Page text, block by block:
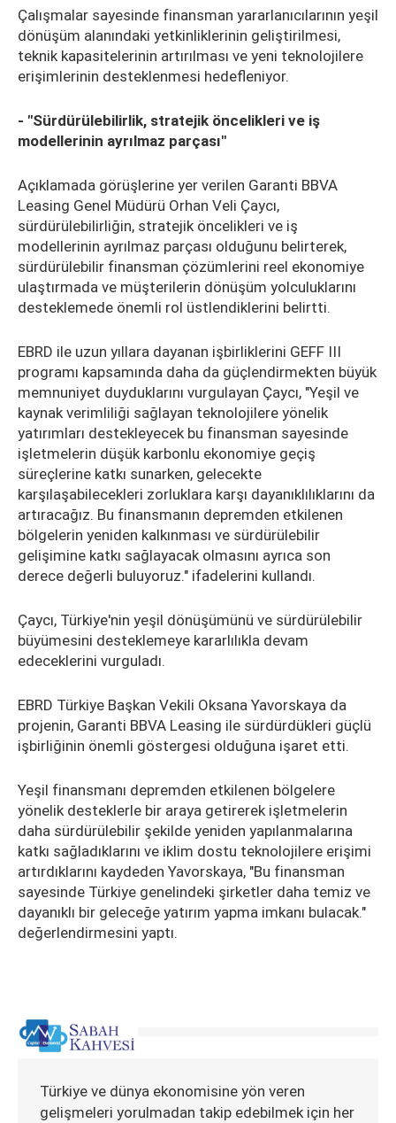
Çalışmalar sayesinde finansman yararlanıcılarının yeşil
dönüşüm alanındaki yetkinliklerinin geliştirilmesi,
teknik kapasitelerinin artırılması ve yeni teknolojilere
erişimlerinin desteklenmesi hedefleniyor.
- "Sürdürülebilirlik, stratejik öncelikleri ve iş
modellerinin ayrılmaz parçası"
Açıklamada görüşlerine yer verilen Garanti BBVA
Leasing Genel Müdürü Orhan Veli Çaycı,
sürdürülebilirliğin, stratejik öncelikleri ve iş
modellerinin ayrılmaz parçası olduğunu belirterek,
sürdürülebilir finansman çözümlerini reel ekonomiye
ulaştırmada ve müşterilerin dönüşüm yolculuklarını
desteklemede önemli rol üstlendiklerini belirtti.
EBRD ile uzun yıllara dayanan işbirliklerini GEFF III
programı kapsamında daha da güçlendirmekten büyük
memnuniyet duyduklarını vurgulayan Çaycı, "Yeşil ve
kaynak verimliliği sağlayan teknolojilere yönelik
yatırımları destekleyecek bu finansman sayesinde
işletmelerin düşük karbonlu ekonomiye geçiş
süreçlerine katkı sunarken, gelecekte
karşılaşabilecekleri zorluklara karşı dayanıklılıklarını da
artıracağız. Bu finansmanın depremden etkilenen
bölgelerin yeniden kalkınması ve sürdürülebilir
gelişimine katkı sağlayacak olmasını ayrıca son
derece değerli buluyoruz." ifadelerini kullandı.
Çaycı, Türkiye'nin yeşil dönüşümünü ve sürdürülebilir
büyümesini desteklemeye kararlılıkla devam
edeceklerini vurguladı.
EBRD Türkiye Başkan Vekili Oksana Yavorskaya da
projenin, Garanti BBVA Leasing ile sürdürdükleri güçlü
işbirliğinin önemli göstergesi olduğuna işaret etti.
Yeşil finansmanı depremden etkilenen bölgelere
yönelik desteklerle bir araya getirerek işletmelerin
daha sürdürülebilir şekilde yeniden yapılanmalarına
katkı sağladıklarını ve iklim dostu teknolojilere erişimi
artırdıklarını kaydeden Yavorskaya, "Bu finansman
sayesinde Türkiye genelindeki şirketler daha temiz ve
dayanıklı bir geleceğe yatırım yapma imkanı bulacak."
değerlendirmesini yaptı.
Türkiye ve dünya ekonomisine yön veren
gelişmeleri yorulmadan takip edebilmek için her